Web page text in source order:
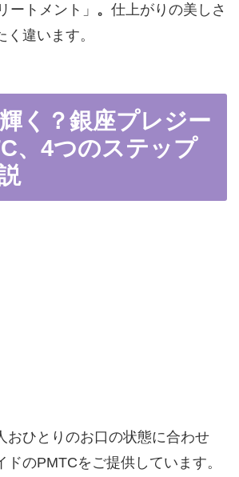
ートメント」 。 仕上がりの美しさ
違います。
く？銀座プレジー
、4つのステップ
おひとりのお口の状態に合わせ
ドのPMTCをご提供しています。